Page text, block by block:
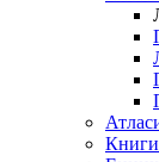
Книги